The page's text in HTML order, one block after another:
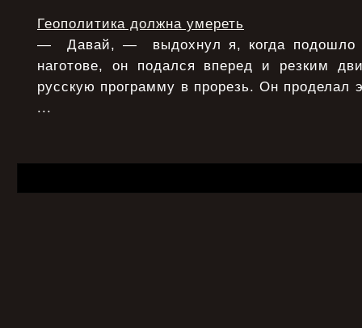
Геополитика должна умереть
— Давай, — выдохнул я, когда подошло
наготове, он подался вперед и резким
русскую программу в прорезь. Он проделал
...